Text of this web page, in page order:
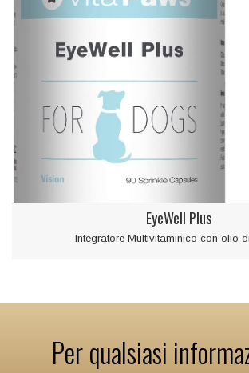
EyeWell Plus
Integratore Multivitaminico con olio
Per qualsiasi